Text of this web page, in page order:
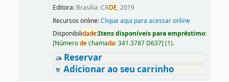
Editora: Brasília: CADE, 2019
Recursos online:Clique aqui para acessar online
Disponibilidade:Itens disponíveis para empréstimo:
[Númerodechamada:341.3787 D637] (1).
Reservar
Adicionar ao seu carrinho